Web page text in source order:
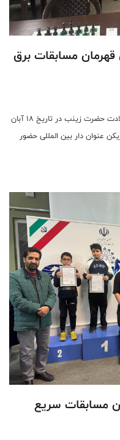
قهرمان مسابقات برق
مسابقات قهرمانی برق آسا کشور به مناسبت ولادت حضرت زینب در تاریخ 18 آبان
حضور 251 بازیکن که در بین آنها 34 بازیکن عنوان دار بین المللی حضور
مسابقات سریع